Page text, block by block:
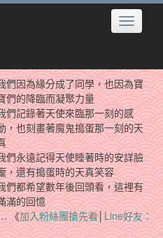
Toggle
們因為緣分成了同學，也因為寶
們的降臨而凝聚力量
們記錄著天使來臨那一刻的感
，也刻畫著魔鬼搗蛋那一刻的天
們永遠記得天使睡著時的安詳臉
，還有搗蛋時的天真笑容
們都希望數年後回頭看，這裡有
滿的回憶
《加入粉絲團搶先看│Line好友：